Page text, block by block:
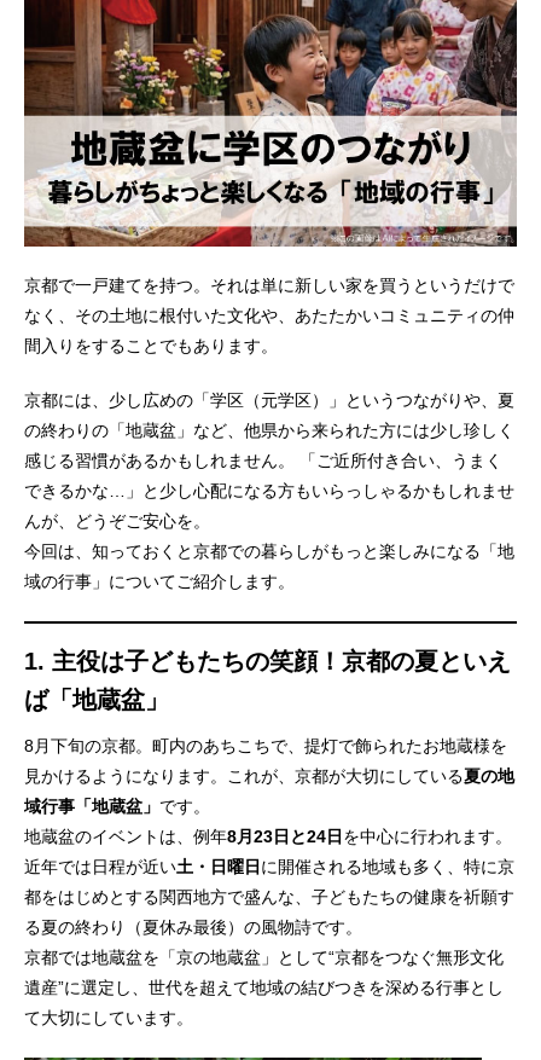
京都で一戸建てを持つ。それは単に新しい家を買うというだけで
なく、その土地に根付いた文化や、あたたかいコミュニティの仲
間入りをすることでもあります。
京都には、少し広めの「学区（元学区）」というつながりや、夏
の終わりの「地蔵盆」など、他県から来られた方には少し珍しく
感じる習慣があるかもしれません。 「ご近所付き合い、うまく
できるかな…」と少し心配になる方もいらっしゃるかもしれませ
んが、どうぞご安心を。
今回は、知っておくと京都での暮らしがもっと楽しみになる「地
域の行事」についてご紹介します。
1. 主役は子どもたちの笑顔！京都の夏といえ
ば「地蔵盆」
8月下旬の京都。町内のあちこちで、提灯で飾られたお地蔵様を
見かけるようになります。これが、京都が大切にしている夏の地
域行事「地蔵盆」 です。
地蔵盆のイベントは、例年8月23日と24日 を中心に行われます。
近年では日程が近い土・日曜日 に開催される地域も多く、特に京
都をはじめとする関西地方で盛んな、子どもたちの健康を祈願す
る夏の終わり（夏休み最後）の風物詩です。
京都では地蔵盆を「京の地蔵盆」として“京都をつなぐ無形文化
遺産”に選定し、世代を超えて地域の結びつきを深める行事とし
て大切にしています。